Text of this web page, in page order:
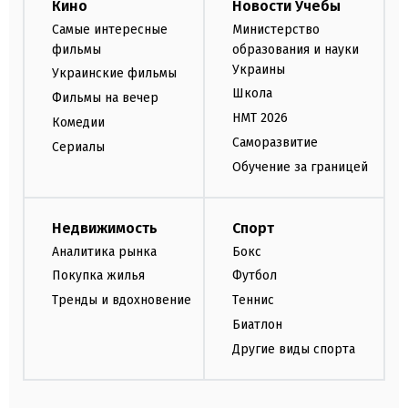
Кино
Самые интересные
фильмы
Украинские фильмы
Фильмы на вечер
Комедии
Сериалы
Новости Учебы
Министерство
образования и науки
Украины
Школа
НМТ 2026
Саморазвитие
Обучение за границей
Недвижимость
Аналитика рынка
Покупка жилья
Тренды и вдохновение
Спорт
Бокс
Футбол
Теннис
Биатлон
Другие виды спорта